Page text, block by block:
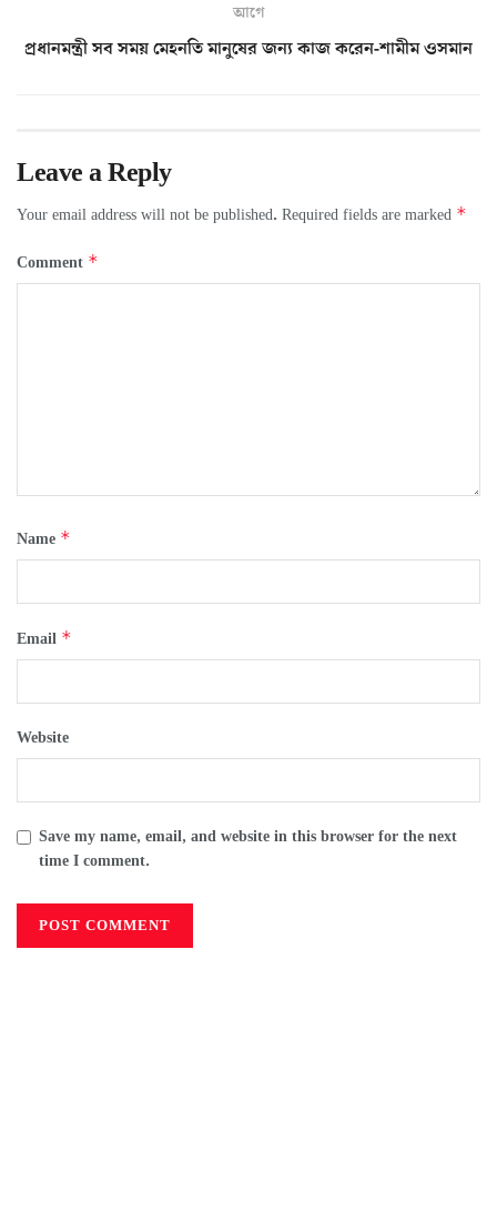
আগে
প্রধানমন্ত্রী সব সময় মেহনতি মানুষের জন্য কাজ করেন-শামীম ওসমান
Leave a Reply
Your email address will not be published. Required fields are marked *
Comment *
Name *
Email *
Website
Save my name, email, and website in this browser for the next
time I comment.